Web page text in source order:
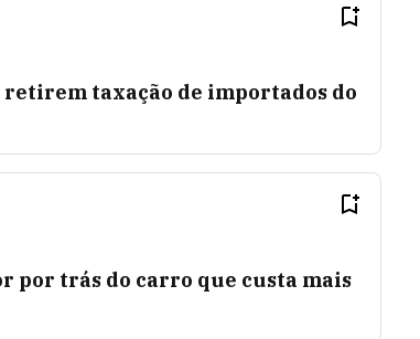
taxação de importados do
por trás do carro que custa mais